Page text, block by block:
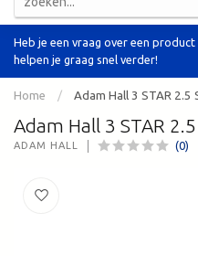
Heb je een vraag over een
helpen je graag snel verder!
Home / Adam Hall 3 STAR
Adam Hall 3 STAR
ADAM HALL (0)